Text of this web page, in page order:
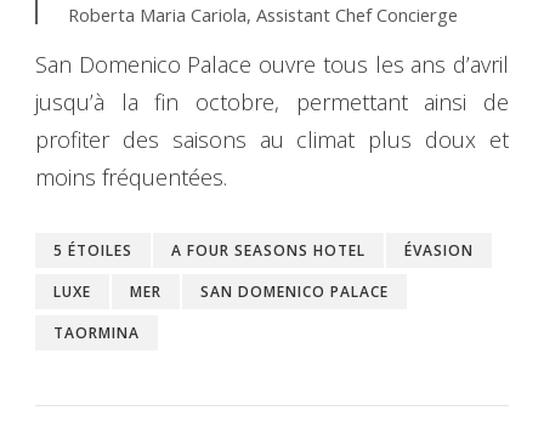
Roberta Maria Cariola, Assistant Chef Concierge
San Domenico Palace ouvre tous les ans d’avril
jusqu’à la fin octobre, permettant ainsi de
profiter des saisons au climat plus doux et
moins fréquentées.
5 ÉTOILES A FOUR SEASONS HOTEL
ÉVASION
LUXE
MER
SAN DOMENICO PALACE
TAORMINA